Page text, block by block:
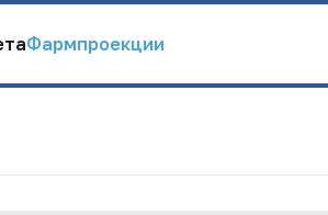
Фармпроекции